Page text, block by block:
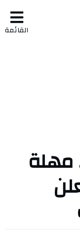
القائمة
مهلة